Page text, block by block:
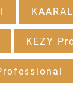
KEZY